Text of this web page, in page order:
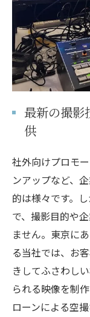
最新の撮影
供
社外向けプロモ
ンアップなど、
的は様々です。
で、撮影目的や
ません。東京に
る当社では、お
きしてふさわし
られる映像を制
ローンによる空